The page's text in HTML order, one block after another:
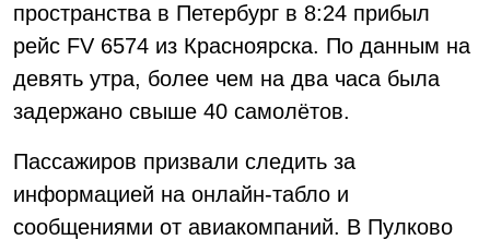
пространства в Петербург в 8:24 прибыл
рейс FV 6574 из Красноярска. По данным на
девять утра, более чем на два часа была
задержано свыше 40 самолётов.
Пассажиров призвали следить за
информацией на онлайн-табло и
сообщениями от авиакомпаний. В Пулково